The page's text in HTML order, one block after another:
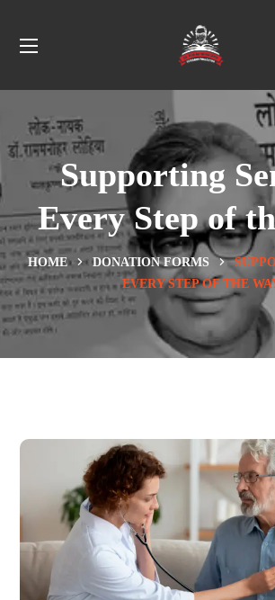
Supporting
Every Step of
HOME DONATION FORMS
EVERY STEP OF THE